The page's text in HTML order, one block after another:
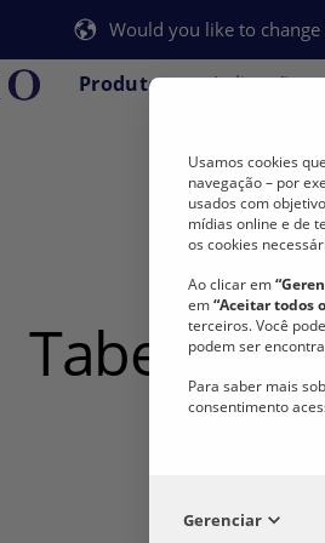
Would you like to change
Produtos Aplicações
BONFIO
Tabela de
Usamos cookies
navegação – por
usados com
mídias online e de
os cookies
Ao clicar em
em“Aceitar todos
terceiros. Você
podem ser
Para saber mais
consentimento
Gerenciar